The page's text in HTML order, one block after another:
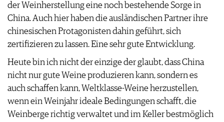
der Weinherstellung eine noch bestehende Sorge in
China. Auch hier haben die ausländischen Partner ihre
chinesischen Protagonisten dahin geführt, sich
zertifizieren zu lassen. Eine sehr gute Entwicklung.
Heute bin ich nicht der einzige der glaubt, dass China
nicht nur gute Weine produzieren kann, sondern es
auch schaffen kann, Weltklasse-Weine herzustellen,
wenn ein Weinjahr ideale Bedingungen schafft, die
Weinberge richtig verwaltet und im Keller bestmöglich